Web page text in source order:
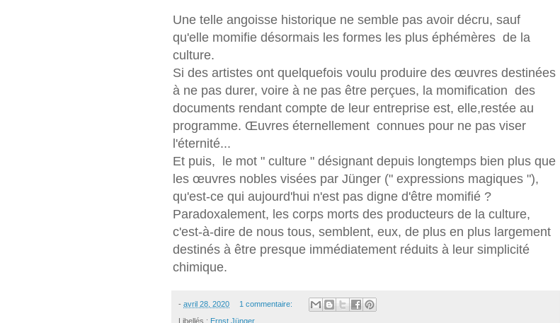
Une telle angoisse historique ne semble pas avoir décru, sauf
qu'elle momifie désormais les formes les plus éphémères de la
culture.
Si des artistes ont quelquefois voulu produire des œuvres destinées
à ne pas durer, voire à ne pas être perçues, la momification des
documents rendant compte de leur entreprise est, elle,restée au
programme. Œuvres éternellement connues pour ne pas viser
l'éternité...
Et puis, le mot " culture " désignant depuis longtemps bien plus que
les œuvres nobles visées par Jünger (" expressions magiques "),
qu'est-ce qui aujourd'hui n'est pas digne d'être momifié ?
Paradoxalement, les corps morts des producteurs de la culture,
c'est-à-dire de nous tous, semblent, eux, de plus en plus largement
destinés à être presque immédiatement réduits à leur simplicité
chimique.
- avril 28, 2020 1 commentaire:
Libellés : Ernst Jünger